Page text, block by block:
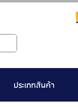
ประเภทสินค้า